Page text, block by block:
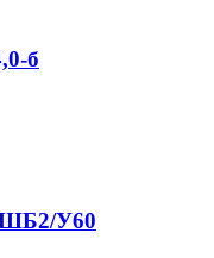
б
ШБ2/У60